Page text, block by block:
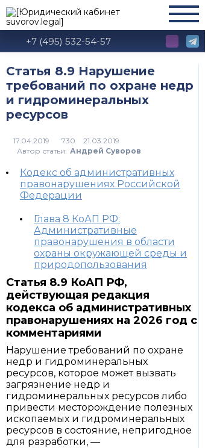
+7 (495) 532-54-57
Статья 8.9 Нарушение
требований по охране недр
и гидроминеральных
ресурсов
730
Автор статьи: Андрей Суворов
Кодекс об административных
правонарушениях Российской
Федерации
Глава 8 КоАП РФ:
Административные
правонарушения в области
охраны окружающей среды и
природопользования
Статья 8.9 КоАП РФ,
действующая редакция
кодекса об административных
правонарушениях на 2026 год с
комментариями
Нарушение требований по охране
недр и гидроминеральных
ресурсов, которое может вызвать
загрязнение недр и
гидроминеральных ресурсов либо
привести месторождение полезных
ископаемых и гидроминеральных
ресурсов в состояние, непригодное
для разработки, —